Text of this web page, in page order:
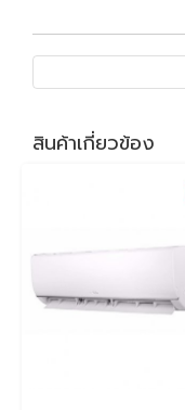
สินค้าเกี่ยวข้อง